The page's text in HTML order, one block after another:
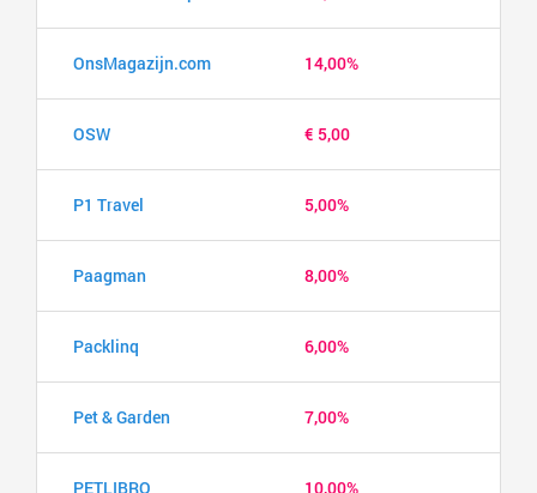
OnsMagazijn.com 14,00%
OSW € 5,00
P1 Travel 5,00%
Paagman 8,00%
Packlinq 6,00%
Pet & Garden 7,00%
PETLIBRO 10,00%